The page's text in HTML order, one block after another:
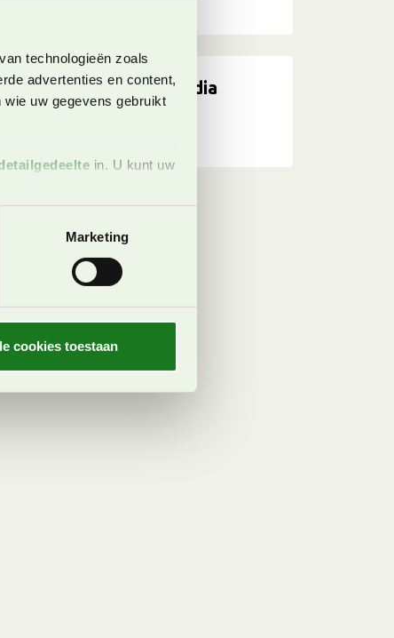
technologieën zoals
advertenties en content,
uw gegevens gebruikt
in. U kunt uw
te bieden en om ons
die u aan ze heeft
Marketing
cookies toestaan
Volg ons op social media